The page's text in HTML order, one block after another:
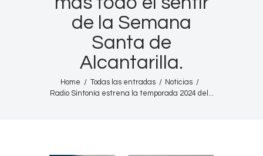
de la Semana
Santa de
Alcantarilla.
Home Todas las entradas
Noticias
Radio Sintonía estrena la temporada 2024 del...
Nuestra Historia
Contacto